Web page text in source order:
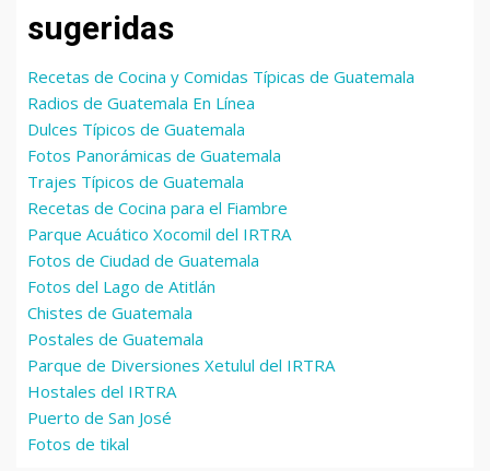
sugeridas
Recetas de Cocina y Comidas Típicas de Guatemala
Radios de Guatemala En Línea
Dulces Típicos de Guatemala
Fotos Panorámicas de Guatemala
Trajes Típicos de Guatemala
Recetas de Cocina para el Fiambre
Parque Acuático Xocomil del IRTRA
Fotos de Ciudad de Guatemala
Fotos del Lago de Atitlán
Chistes de Guatemala
Postales de Guatemala
Parque de Diversiones Xetulul del IRTRA
Hostales del IRTRA
Puerto de San José
Fotos de tikal